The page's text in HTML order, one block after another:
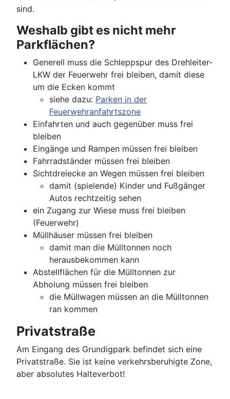
sind.
Weshalb gibt es nicht mehr
Parkflächen?
Generell muss die Schleppspur des Drehleiter-
LKW der Feuerwehr frei bleiben, damit diese
um die Ecken kommt
siehe dazu: Parken in der
Feuerwehranfahrtszone
Einfahrten und auch gegenüber muss frei
bleiben
Eingänge und Rampen müssen frei bleiben
Fahrradständer müssen frei bleiben
Sichtdreiecke an Wegen müssen frei bleiben
damit (spielende) Kinder und Fußgänger
Autos rechtzeitig sehen
ein Zugang zur Wiese muss frei bleiben
(Feuerwehr)
Müllhäuser müssen frei bleiben
damit man die Mülltonnen noch
herausbekommen kann
Abstellflächen für die Mülltonnen zur
Abholung müssen frei bleiben
die Müllwagen müssen an die Mülltonnen
ran kommen
Privatstraße
Am Eingang des Grundigpark befindet sich eine
Privatstraße. Sie ist keine verkehrsberuhigte Zone,
aber absolutes Halteverbot!